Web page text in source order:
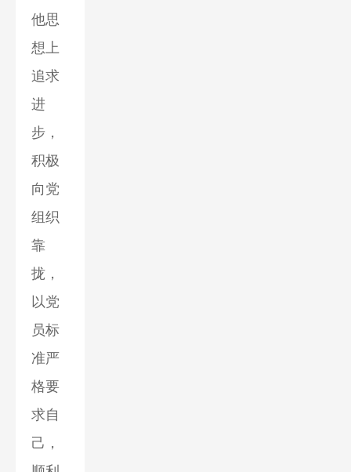
他思
想上
追求
进
步，
积极
向党
组织
靠
拢，
以党
员标
准严
格要
求自
己，